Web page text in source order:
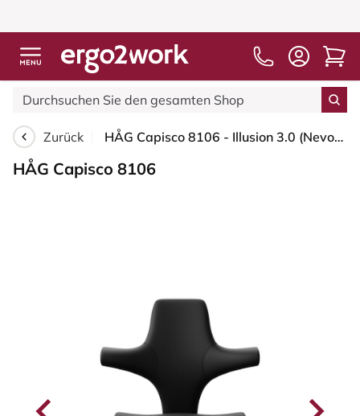
Zurück HÅG Capisco 8106 - Illusion 3.0 (Nevotex) - Polyurethan-Kunstleder - ILU3110 - Black - Weiß - 265 mm (Sitzhöhe 53-79cm) - Bodengleiter
HÅG Capisco 8106